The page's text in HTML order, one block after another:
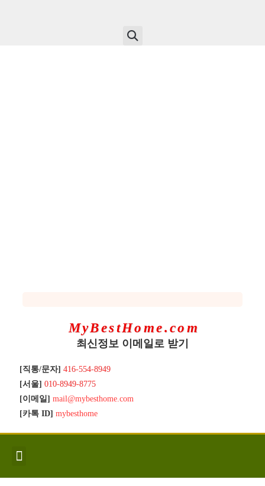
MyBestHome.com
최신정보 이메일로 받기
[직통/문자] 416-554-8949
[서울] 010-8949-8775
[이메일] mail@mybesthome.com
[카톡 ID] mybesthome